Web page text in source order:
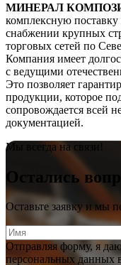
МИНЕРАЛ
комплексную поставку
снабжении крупных
торговых сетей по
Компания имеет
с ведущими
Это позволяет
продукции, которое
сопровождается всей
документацией.
Мы всегда на связи!
Остались
Оставьте заявку и мы
Отправляя форму, я
персональных данных